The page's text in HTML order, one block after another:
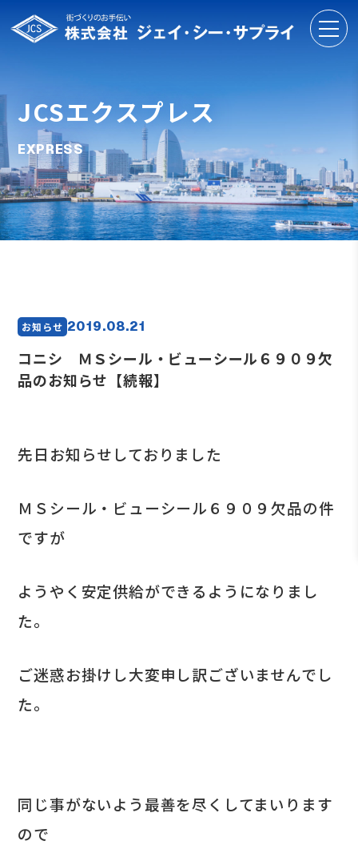
JCSエクスプレス
EXPRESS
お知らせ 2019.08.21
コニシ ＭＳシール・ビューシール６９０９欠
品のお知らせ【続報】
先日お知らせしておりました
ＭＳシール・ビューシール６９０９欠品の件
ですが
ようやく安定供給ができるようになりまし
た。
ご迷惑お掛けし大変申し訳ございませんでし
た。
同じ事がないよう最善を尽くしてまいります
ので